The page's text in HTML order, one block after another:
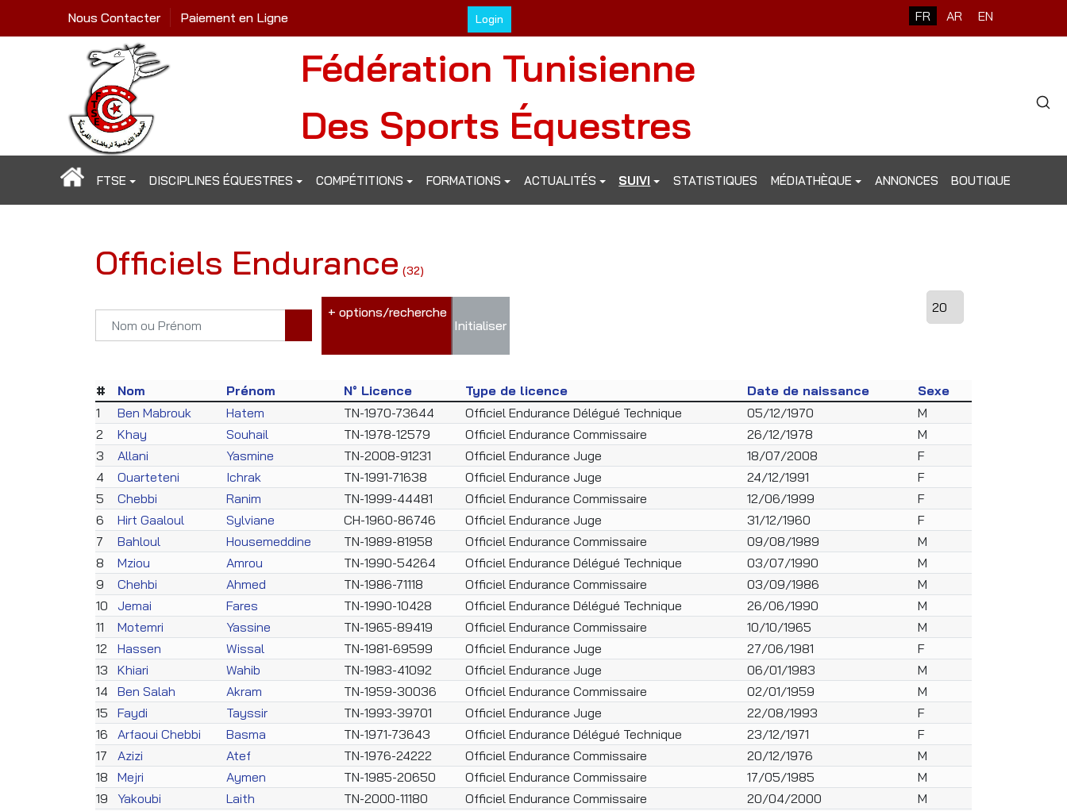
Login
Nous Contacter Paiement en Ligne FR AR EN
Fédération Tunisienne
Des Sports Équestres
FTSE DISCIPLINES ÉQUESTRES COMPÉTITIONS FORMATIONS ACTUALITÉS SUIVI STATISTIQUES MÉDIATHÈQUE ANNONCES BOUTIQUE
Officiels Endurance (32)
+ options/recherche
Initialiser
# Nom Prénom N° Licence Type de licence Date de naissance
Sexe
1
Ben Mabrouk Hatem TN-1970-73644 Officiel Endurance Délégué Technique 05/12/1970
M
2
Khay Souhail TN-1978-12579 Officiel Endurance Commissaire 26/12/1978
M
3
Allani Yasmine TN-2008-91231 Officiel Endurance Juge 18/07/2008
F
4
Ouarteteni Ichrak TN-1991-71638 Officiel Endurance Juge 24/12/1991
F
5
Chebbi Ranim TN-1999-44481 Officiel Endurance Commissaire 12/06/1999
F
6
Hirt Gaaloul Sylviane CH-1960-86746 Officiel Endurance Juge 31/12/1960
F
7
Bahloul Housemeddine TN-1989-81958 Officiel Endurance Commissaire 09/08/1989
M
8
Mziou Amrou TN-1990-54264 Officiel Endurance Délégué Technique 03/07/1990
M
9
Chehbi Ahmed TN-1986-71118 Officiel Endurance Commissaire 03/09/1986
M
10
Jemai Fares TN-1990-10428 Officiel Endurance Délégué Technique 26/06/1990
M
11
Motemri Yassine TN-1965-89419 Officiel Endurance Commissaire 10/10/1965
M
12
Hassen Wissal TN-1981-69599 Officiel Endurance Juge 27/06/1981
F
13
Khiari Wahib TN-1983-41092 Officiel Endurance Juge 06/01/1983
M
14
Ben Salah Akram TN-1959-30036 Officiel Endurance Commissaire 02/01/1959
M
15
Faydi Tayssir TN-1993-39701 Officiel Endurance Juge 22/08/1993
F
16
Arfaoui Chebbi Basma TN-1971-73643 Officiel Endurance Délégué Technique 23/12/1971
F
17
Azizi Atef TN-1976-24222 Officiel Endurance Commissaire 20/12/1976
M
18
Mejri Aymen TN-1985-20650 Officiel Endurance Commissaire 17/05/1985
M
19
Yakoubi Laith TN-2000-11180 Officiel Endurance Commissaire 20/04/2000
M